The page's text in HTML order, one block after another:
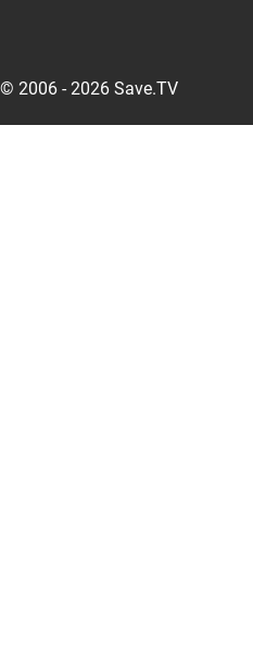
© 2006 - 2026 Save.TV